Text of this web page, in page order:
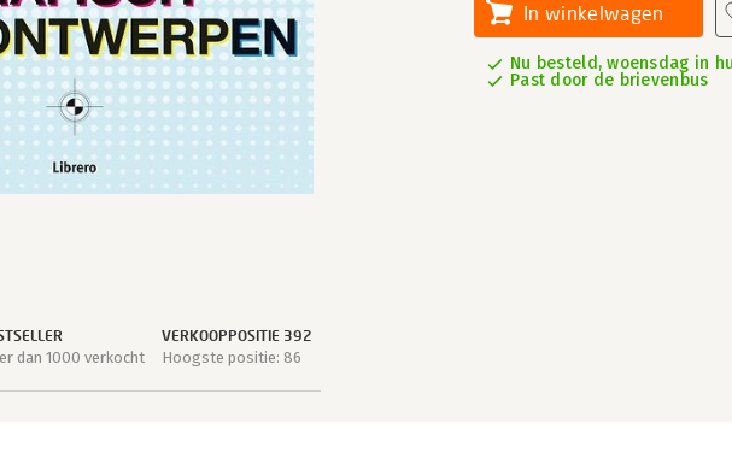
dan 1000 verkocht
VERKOOPPOSITIE 392
Hoogste positie: 86
In winkelwagen
Nu besteld, woensdag in
Past door de brievenbus